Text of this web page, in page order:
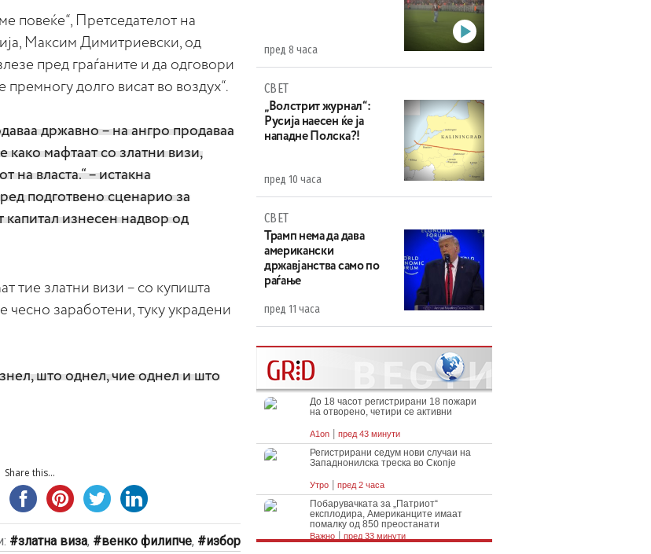
повеќе“, Претседателот на
Максим Димитриевски, од
пред граѓаните и да одговори
долго висат во воздух“.
државно – на ангро продаваа
како мафтаат со златни визи,
на власта.“ – истакна
подготвено сценарио за
капитал изнесен надвор од
тие златни визи – со купишта
заработени, туку украдени
што однел, чие однел и што
Share this...
златна виза, венко филипче, избор
пред 8 часа
СВЕТ
„Волстрит журнал“:
Русија наесен ќе ја
нападне Полска?!
пред 10 часа
СВЕТ
Трамп нема да дава
американски
државјанства само по
раѓање
пред 11 часа